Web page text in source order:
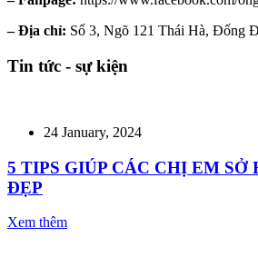
– Địa chỉ: Số 3, Ngõ 121 Thái Hà, Đống
Tin tức - sự kiện
24 January, 2024
5 TIPS GIÚP CÁC CHỊ EM SỞ
ĐẸP
Xem thêm